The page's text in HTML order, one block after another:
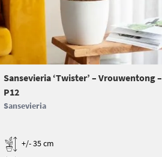
als hij te groot wordt voor zijn huidige
moment en de juiste methode voor het
pot zet, overweeg dan om een laag
verzorgingspagina voor meer tips en
Sansevieria ‘Twister’ – Vrouwentong –
P12
Sansevieria
+/- 35 cm